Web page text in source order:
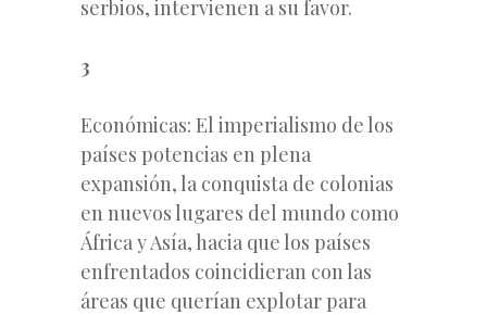
serbios, intervienen a su favor.
3
Económicas: El imperialismo de los
países potencias en plena
expansión, la conquista de colonias
en nuevos lugares del mundo como
África y Asía, hacia que los países
enfrentados coincidieran con las
áreas que querían explotar para